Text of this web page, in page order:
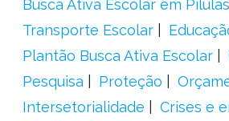
Busca Ativa Escolar em Pílulas
Transporte Escolar
Plantão Busca Ativa Escolar
Pesquisa
Proteção
Intersetorialidade
Crises e